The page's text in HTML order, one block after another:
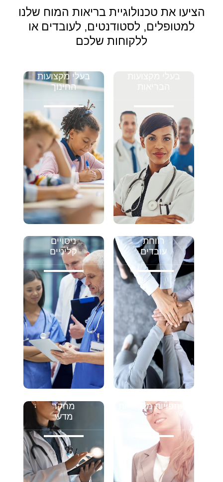
הציעו את טכנולוגיית בריאות המוח שלנו
למטופלים, לסטודנטים, לעובדים או
ללקוחות שלכם
בעלי מקצועות
החינוך
רווחת
עובדים
ניסויים
קליניים
שותפויות מסחריות
מחקר
מדעי